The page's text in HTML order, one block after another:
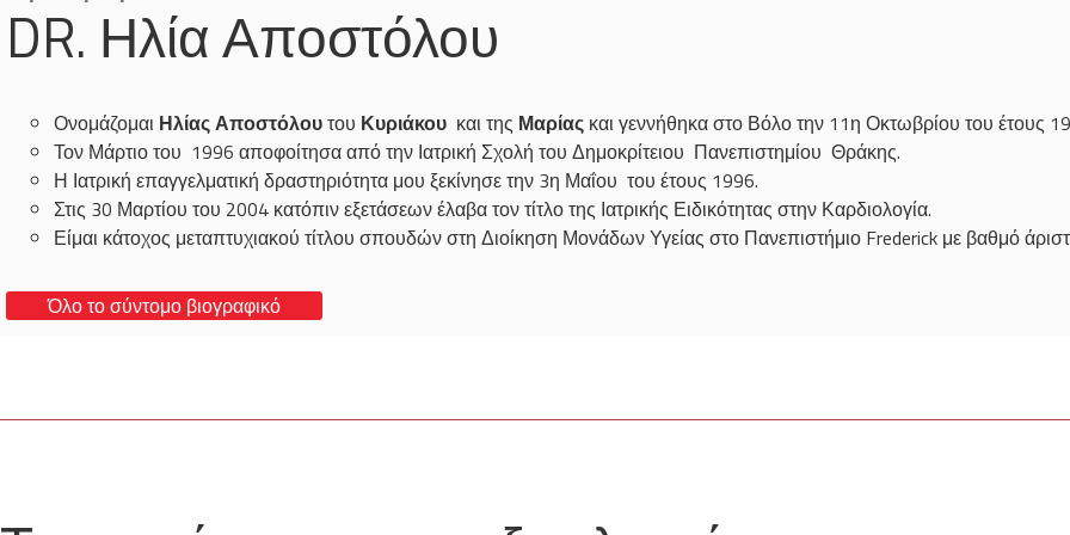
DR. Ηλία Αποστόλου
Ονομάζομαι Ηλίας Αποστόλουτου Κυριάκου και της Μαρίας και γεννήθηκα στο Βόλο την 11η Οκτωβρίου του έτους
Τον Μάρτιο του 1996 αποφοίτησα από την Ιατρική Σχολή του Δημοκρίτειου Πανεπιστημίου Θράκης.
Η Ιατρική επαγγελματική δραστηριότητα μου ξεκίνησε την 3η Μαΐου του έτους 1996.
Στις 30 Μαρτίου του 2004 κατόπιν εξετάσεων έλαβα τον τίτλο της Ιατρικής Ειδικότητας στην Καρδιολογία.
Είμαι κάτοχος μεταπτυχιακού τίτλου σπουδών στη Διοίκηση Μονάδων Υγείας στο Πανεπιστήμιο Frederick με βαθμό
Όλο το σύντομο βιογραφικό